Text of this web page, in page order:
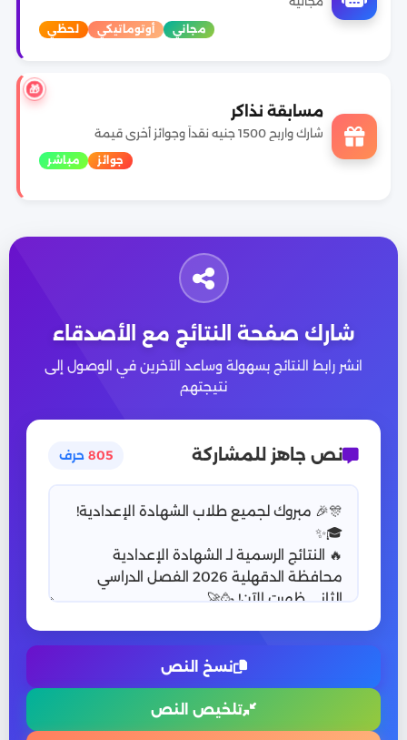
مجاني أوتوماتيكي لحظي
🎁
مسابقة نذاكر
شارك واربح 1500 جنيه نقداً وجوائز أخرى قيمة
جوائز مباشر
شارك صفحة النتائج مع الأصدقاء
انشر رابط النتائج بسهولة وساعد الآخرين في الوصول إلى
نتيجتهم
نص جاهز للمشاركة 805حرف
نسخ النص
تلخيص النص